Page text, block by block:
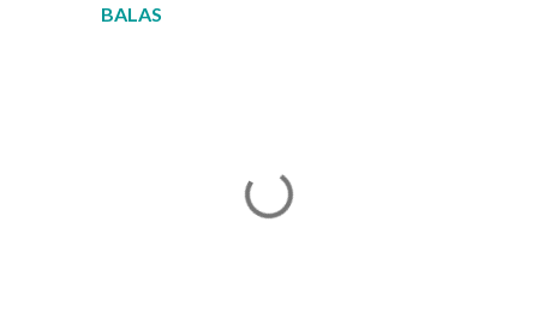
BALAS